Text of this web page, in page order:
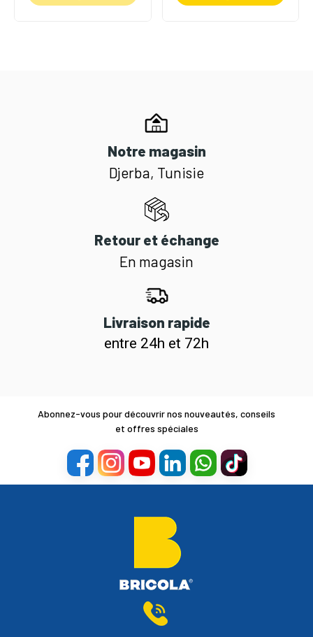
Notre magasin
Djerba, Tunisie
Retour et échange
En magasin
Livraison rapide
entre 24h et 72h
Abonnez-vous pour découvrir nos nouveautés, conseils
et offres spéciales